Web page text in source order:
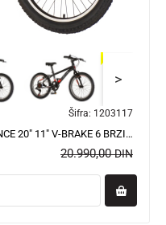
>
Šifra: 1203117
BICIKL JUNIOR 20 VISITOR RADIANCE 20" 11" V-BRAKE 6 BRZINA 120-142CM (XXS) SIVI
20.990,00DIN